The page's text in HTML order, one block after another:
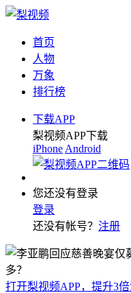
首页
人物
万象
排行榜
下载APP
梨视频APP下载
iPhone Android
您还没有登录
登录
还没有帐号？ 注册
打开梨视频APP，提升3